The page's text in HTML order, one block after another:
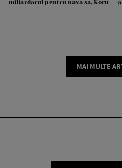
miliardarul pentru nava sa, Koru
MAI MULTE